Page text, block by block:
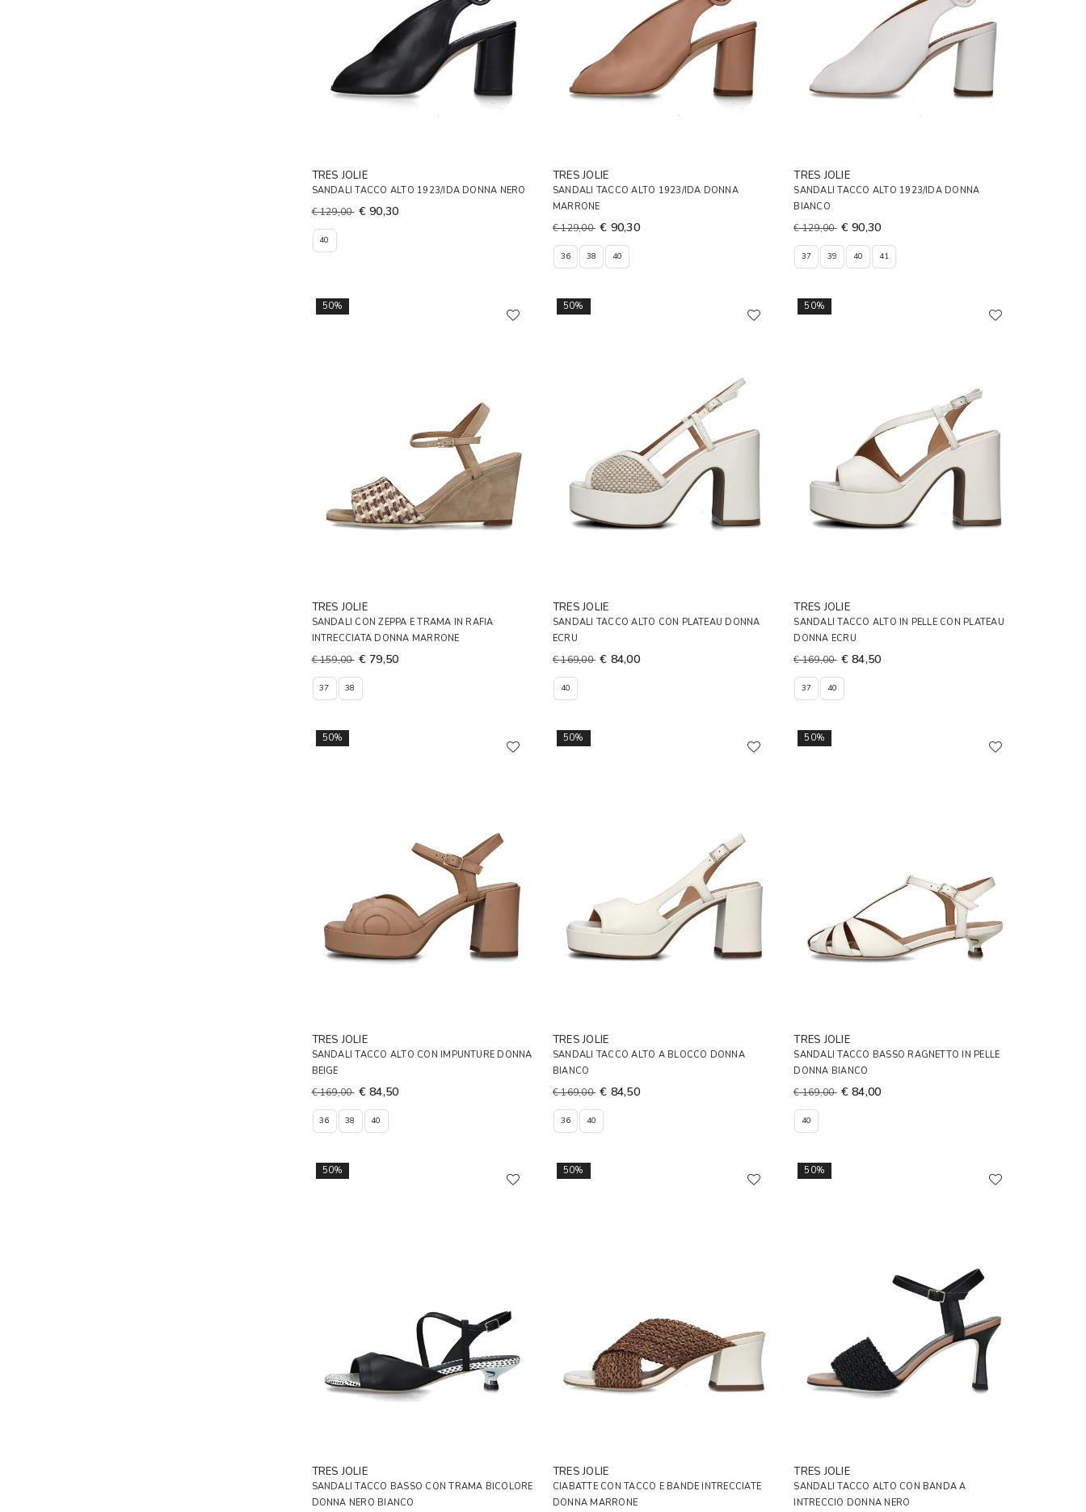
TRES JOLIE
SANDALI TACCO ALTO 1923/IDA DONNA NERO
€ 129,00 € 90,30
40
TRES JOLIE
SANDALI TACCO ALTO 1923/IDA DONNA
MARRONE
€ 129,00 € 90,30
36 38 40
TRES JOLIE
SANDALI TACCO ALTO 1923/IDA DONNA
BIANCO
€ 129,00 € 90,30
37 39 40 41
50%
TRES JOLIE
SANDALI CON ZEPPA E TRAMA IN RAFIA
INTRECCIATA DONNA MARRONE
€ 159,00 € 79,50
37 38
50%
TRES JOLIE
SANDALI TACCO ALTO CON PLATEAU DONNA
ECRU
€ 169,00 € 84,00
40
50%
TRES JOLIE
SANDALI TACCO ALTO IN PELLE CON PLATEAU
DONNA ECRU
€ 169,00 € 84,50
37 40
50%
TRES JOLIE
SANDALI TACCO ALTO CON IMPUNTURE DONNA
BEIGE
€ 169,00 € 84,50
36 38 40
50%
TRES JOLIE
SANDALI TACCO ALTO A BLOCCO DONNA
BIANCO
€ 169,00 € 84,50
36 40
50%
TRES JOLIE
SANDALI TACCO BASSO RAGNETTO IN PELLE
DONNA BIANCO
€ 169,00 € 84,00
40
50%
TRES JOLIE
SANDALI TACCO BASSO CON TRAMA BICOLORE
DONNA NERO BIANCO
50%
TRES JOLIE
CIABATTE CON TACCO E BANDE INTRECCIATE
DONNA MARRONE
50%
TRES JOLIE
SANDALI TACCO ALTO CON BANDA A
INTRECCIO DONNA NERO